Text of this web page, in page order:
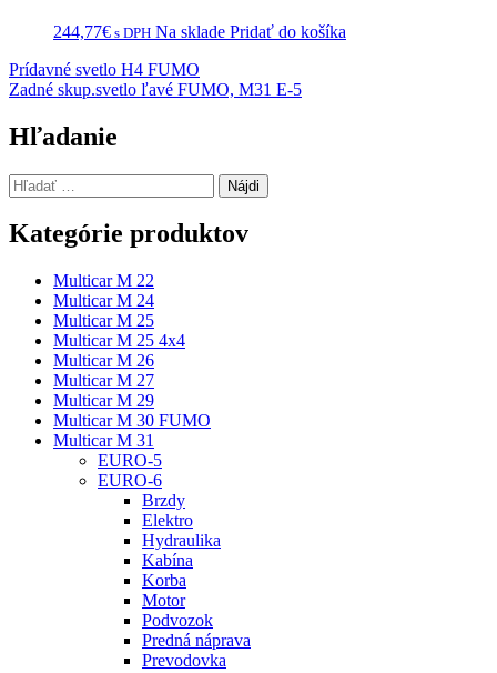
244,77€ s DPH Na sklade Pridať do košíka
Navigácia
v
článku
Prídavné svetlo H4 FUMO
Zadné skup.svetlo ľavé FUMO, M31 E-5
Hľadanie
Hľadať:
Kategórie produktov
Multicar M 22
Multicar M 24
Multicar M 25
Multicar M 25 4x4
Multicar M 26
Multicar M 27
Multicar M 29
Multicar M 30 FUMO
Multicar M 31
EURO-5
EURO-6
Brzdy
Elektro
Hydraulika
Kabína
Korba
Motor
Podvozok
Predná náprava
Prevodovka